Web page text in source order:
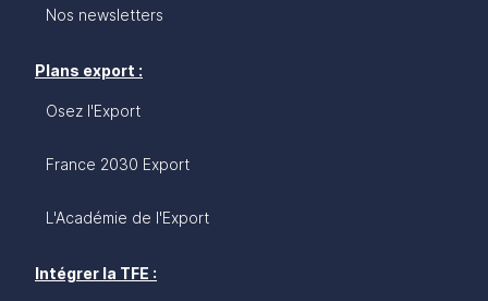
Nos newsletters
Plans export :
Osez l'Export
France 2030 Export
L'Académie de l'Export
Intégrer la TFE :